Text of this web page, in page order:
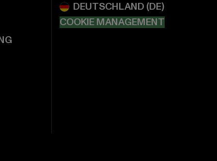
COOKIE MANAGEMENT